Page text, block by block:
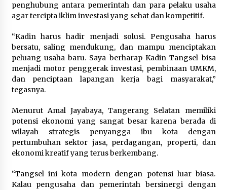
9 Kopi Botol Terbaik yang Praktis
untuk Menemani Aktivitas
8 Agustus 2026
penghubung antara pemerintah dan para pelaku usaha
agar tercipta iklim investasi yang sehat dan kompetitif.
“Kadin harus hadir menjadi solusi. Pengusaha harus
bersatu, saling mendukung, dan mampu menciptakan
peluang usaha baru. Saya berharap Kadin Tangsel bisa
menjadi motor penggerak investasi, pembinaan UMKM,
dan penciptaan lapangan kerja bagi masyarakat,”
tegasnya.
Menurut Amal Jayabaya, Tangerang Selatan memiliki
potensi ekonomi yang sangat besar karena berada di
wilayah strategis penyangga ibu kota dengan
pertumbuhan sektor jasa, perdagangan, properti, dan
ekonomi kreatif yang terus berkembang.
“Tangsel ini kota modern dengan potensi luar biasa.
Kalau pengusaha dan pemerintah bersinergi dengan